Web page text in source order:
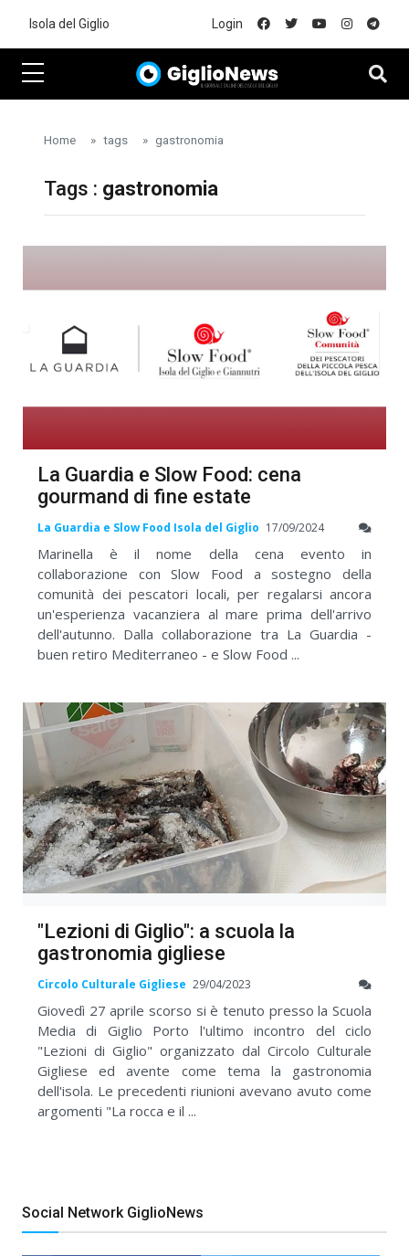
Isola del Giglio Login
Home tags gastronomia
Tags : gastronomia
La Guardia e Slow Food: cena
gourmand di fine estate
La Guardia e Slow Food Isola del Giglio 17/09/2024
Marinella è il nome della cena evento in
collaborazione con Slow Food a sostegno della
comunità dei pescatori locali, per regalarsi ancora
un'esperienza vacanziera al mare prima dell'arrivo
dell'autunno. Dalla collaborazione tra La Guardia -
buen retiro Mediterraneo - e Slow Food ...
"Lezioni di Giglio": a scuola la
gastronomia gigliese
Circolo Culturale Gigliese 29/04/2023
Giovedì 27 aprile scorso si è tenuto presso la Scuola
Media di Giglio Porto l'ultimo incontro del ciclo
"Lezioni di Giglio" organizzato dal Circolo Culturale
Gigliese ed avente come tema la gastronomia
dell'isola. Le precedenti riunioni avevano avuto come
argomenti "La rocca e il ...
Social Network GiglioNews